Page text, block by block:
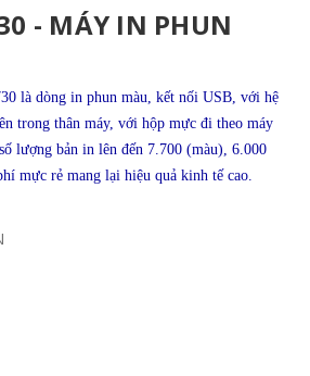
- MÁY IN PHUN
là dòng in phun màu, kết nối USB, với hệ
trong thân máy, với hộp mực đi theo máy
lượng bản in lên đến 7.700 (màu), 6.000
mực rẻ mang lại hiệu quả kinh tế cao.